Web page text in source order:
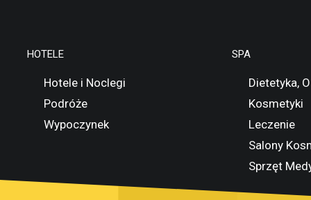
HOTELE
Hotele i Noclegi
Podróże
Wypoczynek
SPA
Dietetyka,
Kosmetyki
Leczenie
Salony
Sprzęt